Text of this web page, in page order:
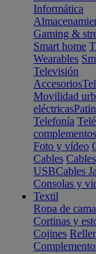
Informática
Gaming &
Smart home
Wearables
Televisión
Accesorios
Movilidad
eléctricas
Telefonía
complementos
Foto y vídeo
Cables
USBCables
Consolas y
Textil
Ropa de cama
Cortinas y
Cojines